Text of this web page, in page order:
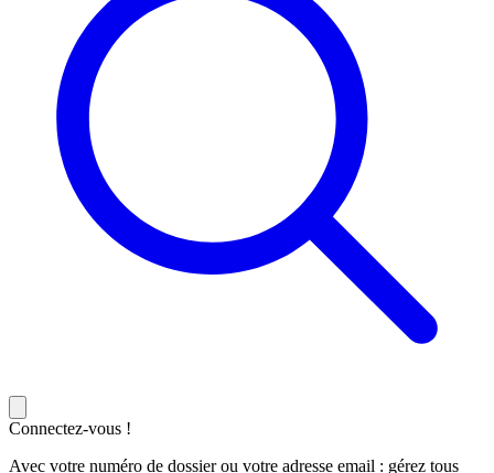
Connectez-vous !
Avec votre numéro de dossier ou votre adresse email : gérez tous